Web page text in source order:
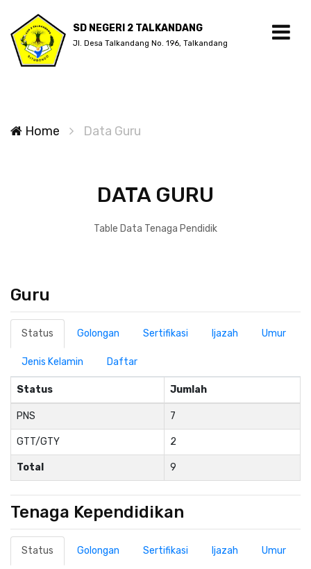
SD NEGERI 2 TALKANDANG
Jl. Desa Talkandang No. 196, Talkandang
Home Data Guru
DATA GURU
Table Data Tenaga Pendidik
Guru
Status Golongan Sertifikasi Ijazah Umur
Jenis Kelamin Daftar
Status Jumlah
PNS 7
GTT/GTY 2
Total 9
Tenaga Kependidikan
Status Golongan Sertifikasi Ijazah Umur